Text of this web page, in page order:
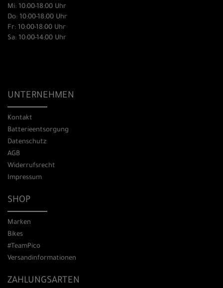
Mi: 10:00-18:00 Uhr
Do: 10:00-18:00 Uhr
Fr: 10:00-18:00 Uhr
Sa: 10:00-14:00 Uhr
UNTERNEHMEN
Kontakt
Batterieentsorgung
Datenschutz
AGB
Widerrufsrecht
Impressum
SHOP
Marken
Bikes
#TeamPico
Versandinformationen
ZAHLUNGSARTEN